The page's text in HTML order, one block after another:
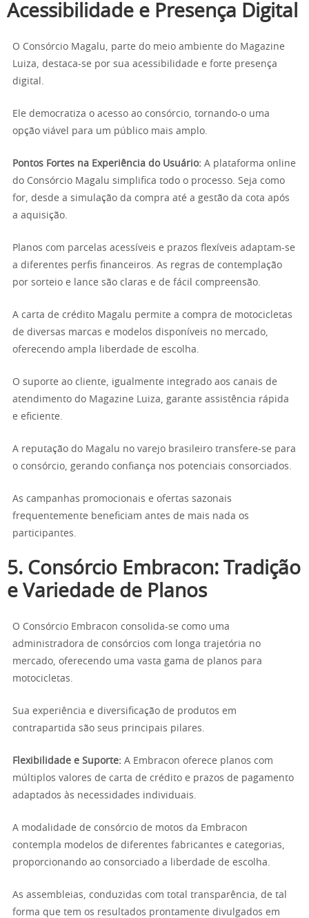
Acessibilidade e Presença Digital
O Consórcio Magalu, parte do meio ambiente do Magazine
Luiza, destaca-se por sua acessibilidade e forte presença
digital.
Ele democratiza o acesso ao consórcio, tornando-o uma
opção viável para um público mais amplo.
Pontos Fortes na Experiência do Usuário: A plataforma online
do Consórcio Magalu simplifica todo o processo. Seja como
for, desde a simulação da compra até a gestão da cota após
a aquisição.
Planos com parcelas acessíveis e prazos flexíveis adaptam-se
a diferentes perfis financeiros. As regras de contemplação
por sorteio e lance são claras e de fácil compreensão.
A carta de crédito Magalu permite a compra de motocicletas
de diversas marcas e modelos disponíveis no mercado,
oferecendo ampla liberdade de escolha.
O suporte ao cliente, igualmente integrado aos canais de
atendimento do Magazine Luiza, garante assistência rápida
e eficiente.
A reputação do Magalu no varejo brasileiro transfere-se para
o consórcio, gerando confiança nos potenciais consorciados.
As campanhas promocionais e ofertas sazonais
frequentemente beneficiam antes de mais nada os
participantes.
5. Consórcio Embracon: Tradição
e Variedade de Planos
O Consórcio Embracon consolida-se como uma
administradora de consórcios com longa trajetória no
mercado, oferecendo uma vasta gama de planos para
motocicletas.
Sua experiência e diversificação de produtos em
contrapartida são seus principais pilares.
Flexibilidade e Suporte: A Embracon oferece planos com
múltiplos valores de carta de crédito e prazos de pagamento
adaptados às necessidades individuais.
A modalidade de consórcio de motos da Embracon
contempla modelos de diferentes fabricantes e categorias,
proporcionando ao consorciado a liberdade de escolha.
As assembleias, conduzidas com total transparência, de tal
forma que tem os resultados prontamente divulgados em